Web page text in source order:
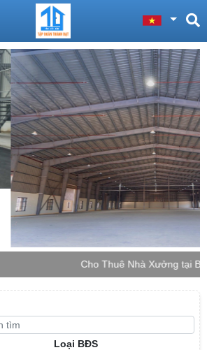
Nhà Xưởng tại Bắc Giang
Loại BĐS